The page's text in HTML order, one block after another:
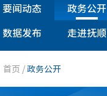
要闻动态 政务公开
数据发布 走进抚顺
首页 /政务公开